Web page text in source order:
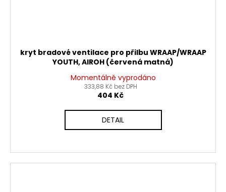
kryt bradové ventilace pro přilbu WRAAP/WRAAP
YOUTH, AIROH (červená matná)
Momentálně vyprodáno
333,88 Kč bez DPH
404 Kč
DETAIL